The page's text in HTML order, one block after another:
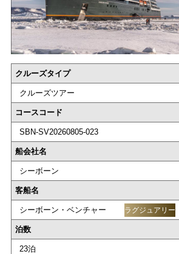
クルーズタイプ
クルーズツアー
コースコード
SBN-SV20260805-023
船会社名
シーボーン
客船名
シーボーン・ベンチャー ラグジュアリー
泊数
23泊